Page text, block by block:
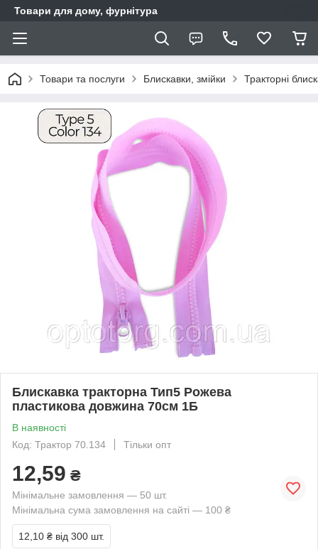
Товари для дому, фурнітура
Товари та послуги Блискавки, змійки Тракторні
Блискавка тракторна Тип5 Рожева
пластикова довжина 70см 1Б
В наявності
Код: Трактор 70.134
Тільки опт
12,59 ₴
Мінімальне замовлення — 50 шт.
Мінімальна сума замовлення на сайті — 100 ₴
12,10 ₴ від 300 шт.